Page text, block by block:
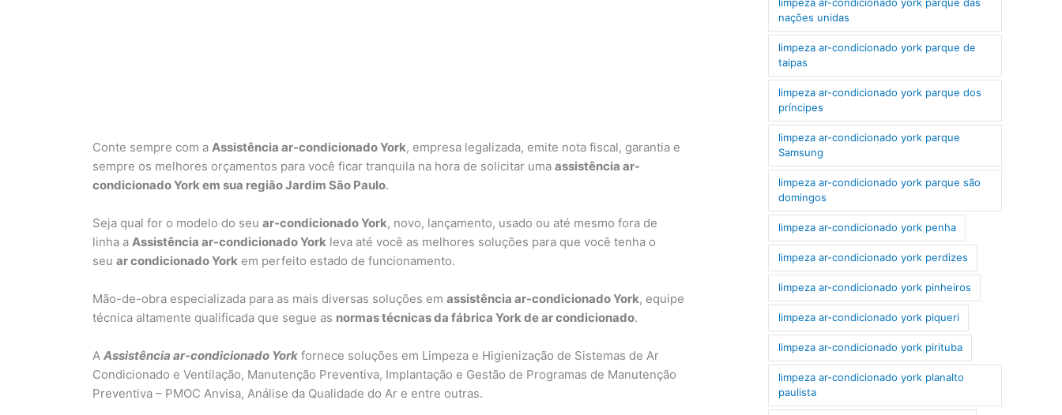
Conte sempre com a Assistência ar-condicionado York, empresa legalizada, emite nota fiscal, garantia e
sempre os melhores orçamentos para você ficar tranquila na hora de solicitar uma assistência ar-
condicionado York em sua região Jardim São Paulo.
Seja qual for o modelo do seu ar-condicionado York, novo, lançamento, usado ou até mesmo fora de
linha a Assistência ar-condicionado York leva até você as melhores soluções para que você tenha o
seu ar condicionado York em perfeito estado de funcionamento.
Mão-de-obra especializada para as mais diversas soluções em assistência ar-condicionado York, equipe
técnica altamente qualificada que segue as normas técnicas da fábrica York de ar condicionado.
A Assistência ar-condicionado York fornece soluções em Limpeza e Higienização de Sistemas de Ar
Condicionado e Ventilação, Manutenção Preventiva, Implantação e Gestão de Programas de Manutenção
Preventiva – PMOC Anvisa, Análise da Qualidade do Ar e entre outras.
limpeza ar-condicionado york parque das
nações unidas
limpeza ar-condicionado york parque de
taipas
limpeza ar-condicionado york parque dos
príncipes
limpeza ar-condicionado york parque
Samsung
limpeza ar-condicionado york parque são
domingos
limpeza ar-condicionado york penha
limpeza ar-condicionado york perdizes
limpeza ar-condicionado york pinheiros
limpeza ar-condicionado york piqueri
limpeza ar-condicionado york pirituba
limpeza ar-condicionado york planalto
paulista